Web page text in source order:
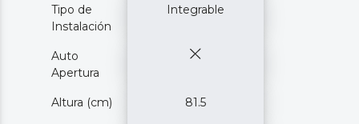
Tipo de
Instalación
Integrable
Auto
Apertura
Altura (cm) 81.5